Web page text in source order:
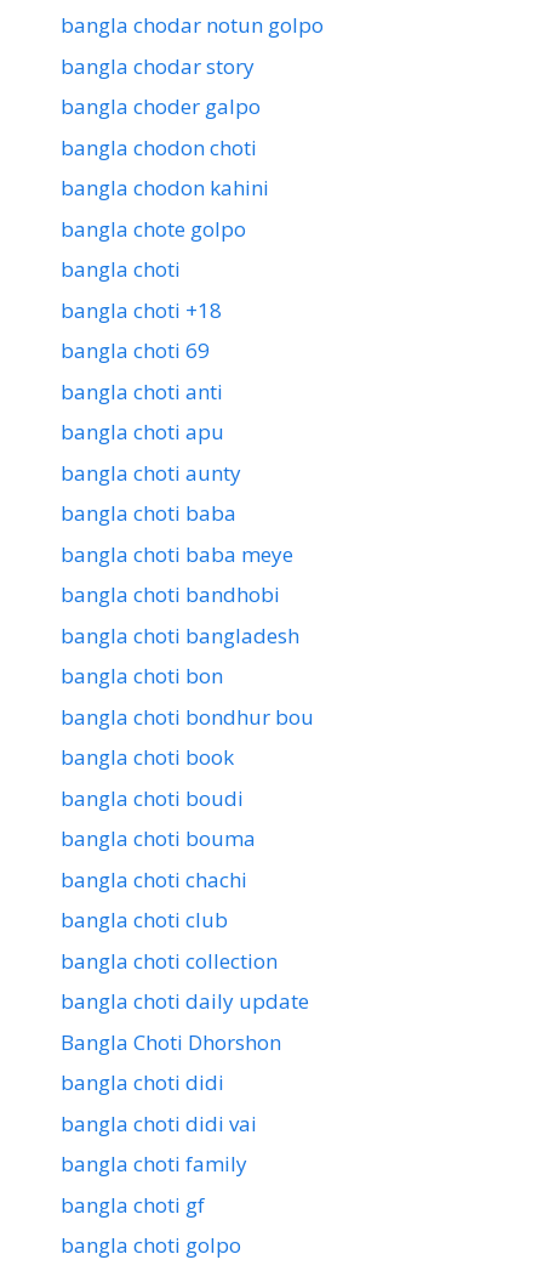
bangla chodar notun golpo
bangla chodar story
bangla choder galpo
bangla chodon choti
bangla chodon kahini
bangla chote golpo
bangla choti
bangla choti +18
bangla choti 69
bangla choti anti
bangla choti apu
bangla choti aunty
bangla choti baba
bangla choti baba meye
bangla choti bandhobi
bangla choti bangladesh
bangla choti bon
bangla choti bondhur bou
bangla choti book
bangla choti boudi
bangla choti bouma
bangla choti chachi
bangla choti club
bangla choti collection
bangla choti daily update
Bangla Choti Dhorshon
bangla choti didi
bangla choti didi vai
bangla choti family
bangla choti gf
bangla choti golpo